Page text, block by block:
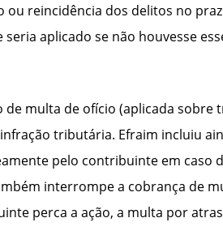
reincidência dos delitos no
aplicado se não houvesse
de multa de ofício (aplicada
tributária. Efraim incluiu
pelo contribuinte em
interrompe a cobrança de
perca a ação, a multa por